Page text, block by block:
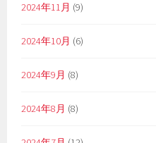
2024年11月 (9)
2024年10月 (6)
2024年9月 (8)
2024年8月 (8)